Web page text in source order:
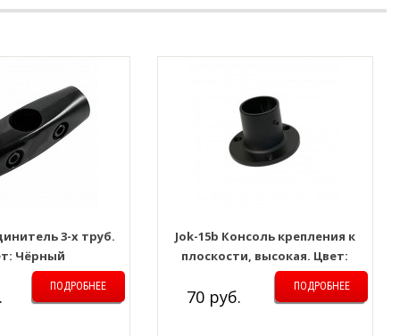
3-х труб.
Чёрный
ПОДРОБНЕЕ
Jok-15b Консоль крепления к
плоскости, высокая. Цвет:
Чёрный
70 руб. ПОДРОБНЕЕ